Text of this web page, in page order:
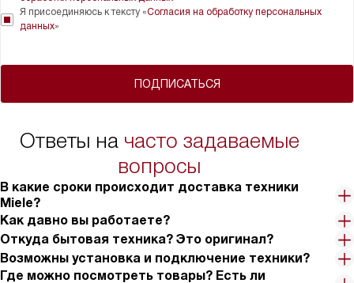
ПОДПИСАТЬСЯ
Я присоединяюсь к тексту «Согласия на обработку персональных
данных»
Ответы на часто задаваемые
вопросы
В какие сроки происходит доставка техники
Miele?
Как давно вы работаете?
Откуда бытовая техника? Это оригинал?
Возможны установка и подключение техники?
Где можно посмотреть товары? Есть ли